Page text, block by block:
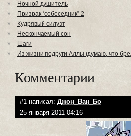
Ночной душитель
Призрак “собеседник” 2
Кудрявый силуэт
Нескончаемый сон
Шаги
Из жизни подруги Аллы (думаю, что
Комментарии
#1 написал: Джон_Ван_Бо
25 января 2011 04:16